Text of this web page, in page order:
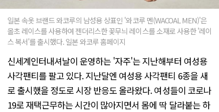
일본 속옷 브랜드 와코루의 남성용 상표인 '와코루 멘(WACOAL MEN)'은
올초 레이스를 사용하여 젠더리스한 꽃무늬 레이스를 소재로 사용한 '레이
스 복서'를 출시했다. 일본 와코루 홈페이지
신세계인터내셔날이 운영하는 '자주'는 지난해부터 여성용
사각팬티를 팔고 있다. 지난달엔 여성용 사각팬티 6종을 새
로 출시했을 정도로 시장 반응도 올라왔다. 여성들이 코로나
19로 재택근무하는 시간이 많아지면서 몸에 딱 달라붙는 하